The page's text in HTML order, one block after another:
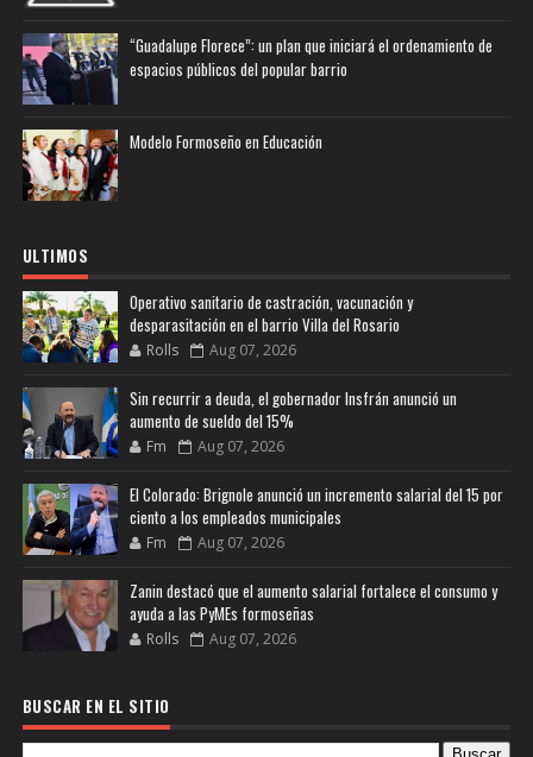
“Guadalupe Florece”: un plan que iniciará el ordenamiento de
espacios públicos del popular barrio
Modelo Formoseño en Educación
ULTIMOS
Operativo sanitario de castración, vacunación y
desparasitación en el barrio Villa del Rosario
Rolls Aug 07, 2026
Sin recurrir a deuda, el gobernador Insfrán anunció un
aumento de sueldo del 15%
Fm Aug 07, 2026
El Colorado: Brignole anunció un incremento salarial del 15 por
ciento a los empleados municipales
Fm Aug 07, 2026
Zanin destacó que el aumento salarial fortalece el consumo y
ayuda a las PyMEs formoseñas
Rolls Aug 07, 2026
BUSCAR EN EL SITIO